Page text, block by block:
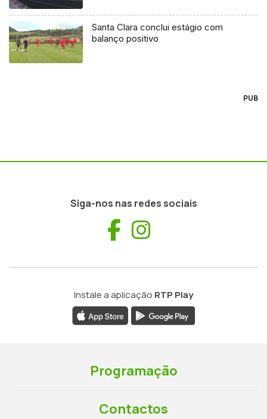
Santa Clara conclui estágio com
balanço positivo
PUB
Siga-nos nas redes sociais
Facebook
Instale a aplicação RTP Play
Programação
Contactos